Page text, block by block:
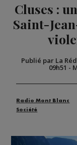
Cluses :
Saint-
Publié par La
09h51 -
Radio Mont Blanc
Société